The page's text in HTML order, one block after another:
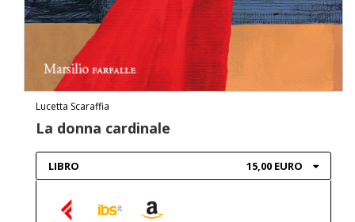
Lucetta Scaraffia
La donna cardinale
LIBRO 15,00 EURO